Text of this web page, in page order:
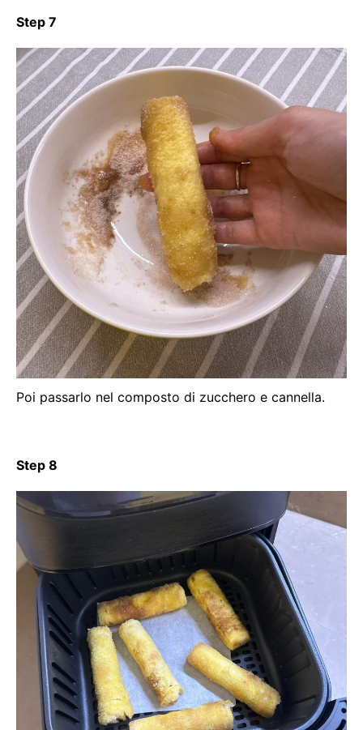
Step 7
Poi passarlo nel composto di zucchero e cannella.
Step 8